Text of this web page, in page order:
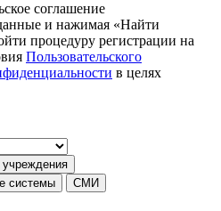
соглашение
и нажимая «Найти
процедуру регистрации на
Пользовательского
в целях
системы
СМИ